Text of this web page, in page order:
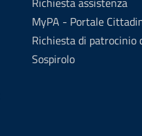
MyPA - Portale
Richiesta di patrocinio
Sospirolo